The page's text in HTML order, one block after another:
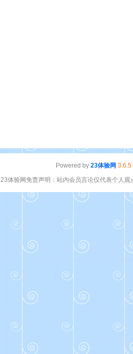
Powered by 23体验网 3.6.5
23体验网免责声明：站内会员言论仅代表个人